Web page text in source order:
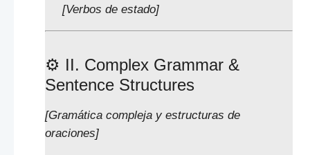
[Verbos de estado]
⚙️ II. Complex Grammar &
Sentence Structures
[Gramática compleja y estructuras de
oraciones]